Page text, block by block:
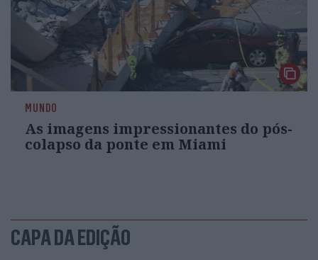
MUNDO
As imagens impressionantes do pós-
colapso da ponte em Miami
CAPA DA EDIÇÃO